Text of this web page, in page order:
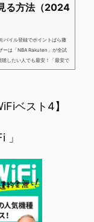
る方法（2024
バイル登録でポイントばら撒
は「NBA Rakuten」が全試
したい人でも最安！「最安で
な状況...楽天モバイルでNBAを
ベスト4】
」